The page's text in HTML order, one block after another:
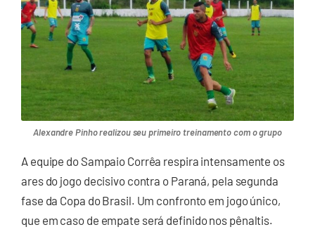
Alexandre Pinho realizou seu primeiro treinamento com o grupo
A equipe do Sampaio Corrêa respira intensamente os
ares do jogo decisivo contra o Paraná, pela segunda
fase da Copa do Brasil. Um confronto em jogo único,
que em caso de empate será definido nos pênaltis.